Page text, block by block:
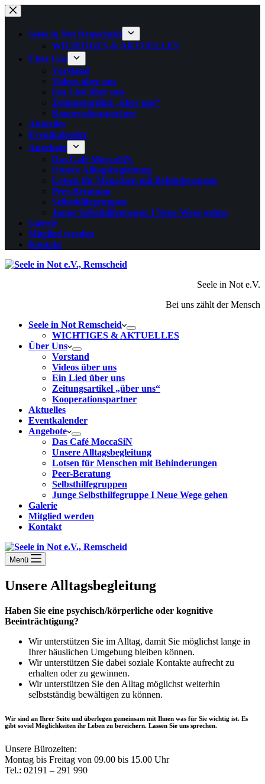
Zum
Inhalt
springenSeele in Not Remscheid
WICHTIGES & AKTUELLES
Über Uns
Vorstand
Videos über uns
Ein Lied über uns
Zeitungsartikel „über uns“
Kooperationspartner
Aktuelles
Eventkalender
Angebote
Das Café MoccaSiN
Unsere Alltagsbegleitung
Lotsen für Menschen mit Behinderungen
Peer-Beratung
Selbsthilfegruppen
Junge Selbsthilfegruppe I Neue Wege gehen
Galerie
Mitglied werden
Kontakt
Seele in Not e.V.
Bei uns zählt der Mensch
Seele in Not Remscheid
WICHTIGES & AKTUELLES
Über Uns
Vorstand
Videos über uns
Ein Lied über uns
Zeitungsartikel „über uns“
Kooperationspartner
Aktuelles
Eventkalender
Angebote
Das Café MoccaSiN
Unsere Alltagsbegleitung
Lotsen für Menschen mit Behinderungen
Peer-Beratung
Selbsthilfegruppen
Junge Selbsthilfegruppe I Neue Wege gehen
Galerie
Mitglied werden
Kontakt
Menü
Unsere Alltagsbegleitung
Haben Sie eine psychisch/körperliche oder kognitive
Beeinträchtigung?
Wir unterstützen Sie im Alltag, damit Sie möglichst lange in
Ihrer häuslichen Umgebung bleiben können.
Wir unterstützen Sie dabei soziale Kontakte aufrecht zu
erhalten oder zu gewinnen.
Wir unterstützen Sie den Alltag möglichst weiterhin
selbstständig bewältigen zu können.
Wir sind an Ihrer Seite und überlegen gemeinsam mit Ihnen was für Sie wichtig ist. Es
gibt soviel Möglichkeiten ihr Leben zu bereichern. Lassen Sie uns sprechen.
Unsere Bürozeiten:
Montag bis Freitag von 09.00 bis 15.00 Uhr
Tel.: 02191 – 291 990